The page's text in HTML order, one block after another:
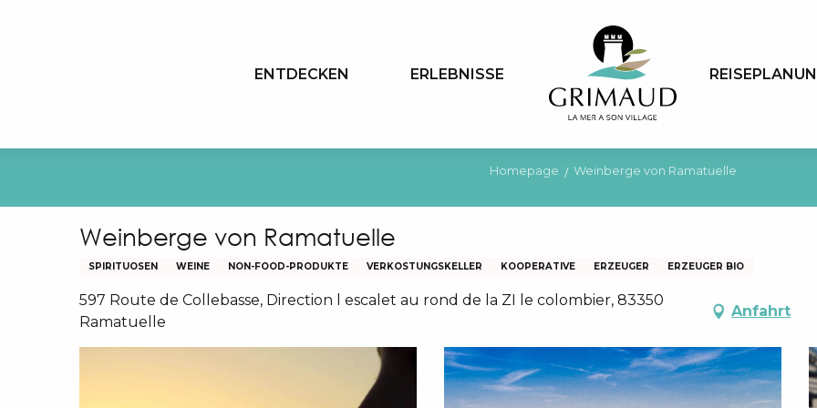
ENTDECKEN ERLEBNISSE
Homepage Weinberge von Ramatuelle
Weinberge von Ramatuelle
SPIRITUOSEN WEINE NON-FOOD-PRODUKTE VERKOSTUNGSKELLER KOOPERATIVE ERZEUGER ERZEUGER BIO
597 Route de Collebasse, Direction l escalet au rond de la ZI le colombier, 83350
Ramatuelle
Anfahrt